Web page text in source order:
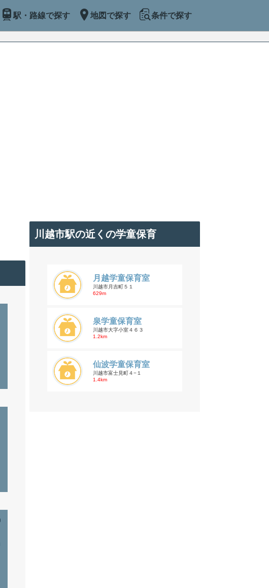
駅・路線で探す 地図で探す 条件で探す
川越市駅の近くの学童保育
月越学童保育室
川越市月吉町５１
629m
泉学童保育室
川越市大字小室４６３
1.2km
仙波学童保育室
川越市富士見町４−１
1.4km